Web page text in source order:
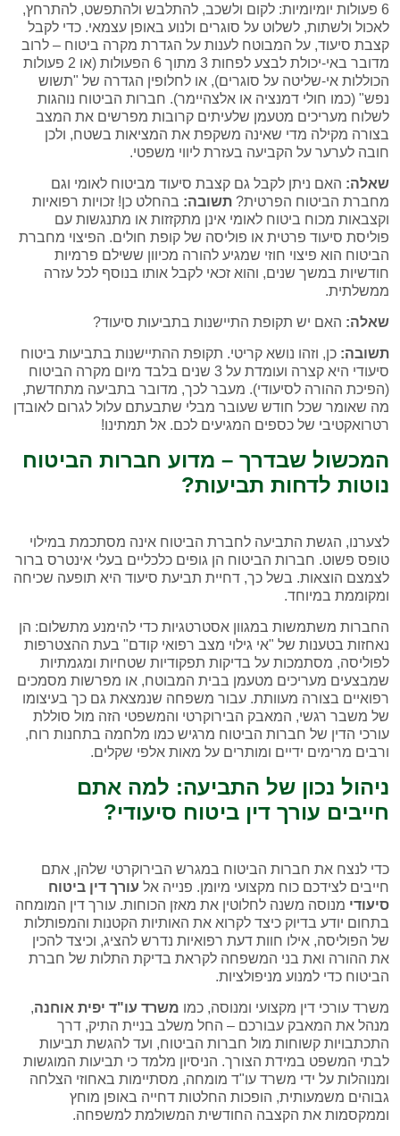
6 פעולות יומיומיות: לקום ולשכב, להתלבש ולהתפשט, להתרחץ,
לאכול ולשתות, לשלוט על סוגרים ולנוע באופן עצמאי. כדי לקבל
קצבת סיעוד, על המבוטח לענות על הגדרת מקרה ביטוח – לרוב
מדובר באי-יכולת לבצע לפחות 3 מתוך 6 הפעולות (או 2 פעולות
הכוללות אי-שליטה על סוגרים), או לחלופין הגדרה של "תשוש
נפש" (כמו חולי דמנציה או אלצהיימר). חברות הביטוח נוהגות
לשלוח מעריכים מטעמן שלעיתים קרובות מפרשים את המצב
בצורה מקילה מדי שאינה משקפת את המציאות בשטח, ולכן
חובה לערער על הקביעה בעזרת ליווי משפטי.
שאלה: האם ניתן לקבל גם קצבת סיעוד מביטוח לאומי וגם
מחברת הביטוח הפרטית? תשובה: בהחלט כן! זכויות רפואיות
וקצבאות מכוח ביטוח לאומי אינן מתקזזות או מתנגשות עם
פוליסת סיעוד פרטית או פוליסה של קופת חולים. הפיצוי מחברת
הביטוח הוא פיצוי חוזי שמגיע להורה מכיוון ששילם פרמיות
חודשיות במשך שנים, והוא זכאי לקבל אותו בנוסף לכל עזרה
ממשלתית.
שאלה: האם יש תקופת התיישנות בתביעות סיעוד?
תשובה: כן, וזהו נושא קריטי. תקופת ההתיישנות בתביעות ביטוח
סיעודי היא קצרה ועומדת על 3 שנים בלבד מיום מקרה הביטוח
(הפיכת ההורה לסיעודי). מעבר לכך, מדובר בתביעה מתחדשת,
מה שאומר שכל חודש שעובר מבלי שתבעתם עלול לגרום לאובדן
רטרואקטיבי של כספים המגיעים לכם. אל תמתינו!
המכשול שבדרך – מדוע חברות הביטוח
נוטות לדחות תביעות?
לצערנו, הגשת התביעה לחברת הביטוח אינה מסתכמת במילוי
טופס פשוט. חברות הביטוח הן גופים כלכליים בעלי אינטרס ברור
לצמצם הוצאות. בשל כך, דחיית תביעת סיעוד היא תופעה שכיחה
ומקוממת במיוחד.
החברות משתמשות במגוון אסטרטגיות כדי להימנע מתשלום: הן
נאחזות בטענות של "אי גילוי מצב רפואי קודם" בעת ההצטרפות
לפוליסה, מסתמכות על בדיקות תפקודיות שטחיות ומגמתיות
שמבצעים מעריכים מטעמן בבית המבוטח, או מפרשות מסמכים
רפואיים בצורה מעוותת. עבור משפחה שנמצאת גם כך בעיצומו
של משבר רגשי, המאבק הבירוקרטי והמשפטי הזה מול סוללת
עורכי הדין של חברות הביטוח מרגיש כמו מלחמה בתחנות רוח,
ורבים מרימים ידיים ומותרים על מאות אלפי שקלים.
ניהול נכון של התביעה: למה אתם
חייבים עורך דין ביטוח סיעודי?
כדי לנצח את חברות הביטוח במגרש הבירוקרטי שלהן, אתם
חייבים לצידכם כוח מקצועי מיומן. פנייה אל עורך דין ביטוח
סיעודי מנוסה משנה לחלוטין את מאזן הכוחות. עורך דין המומחה
בתחום יודע בדיוק כיצד לקרוא את האותיות הקטנות והמפותלות
של הפוליסה, אילו חוות דעת רפואיות נדרש להציג, וכיצד להכין
את ההורה ואת בני המשפחה לקראת בדיקת התלות של חברת
הביטוח כדי למנוע מניפולציות.
משרד עורכי דין מקצועי ומנוסה, כמו משרד עו"ד יפית אוחנה,
מנהל את המאבק עבורכם – החל משלב בניית התיק, דרך
התכתבויות קשוחות מול חברות הביטוח, ועד להגשת תביעות
לבתי המשפט במידת הצורך. הניסיון מלמד כי תביעות המוגשות
ומנוהלות על ידי משרד עו"ד מומחה, מסתיימות באחוזי הצלחה
גבוהים משמעותית, הופכות החלטות דחייה באופן מוחץ
וממקסמות את הקצבה החודשית המשולמת למשפחה.